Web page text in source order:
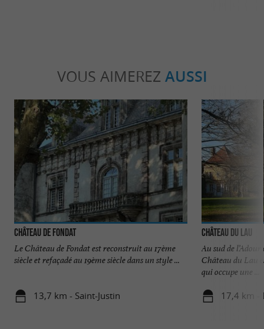
VOUS AIMEREZ AUSSI
Château de Fondat
Le Château de Fondat est reconstruit au 17ème
siècle et refaçadé au 19ème siècle dans un style ...
13,7 km - Saint-Justin
Château du Lau
Au sud de
Château du Lau
qui occupe une ...
17,4 km -